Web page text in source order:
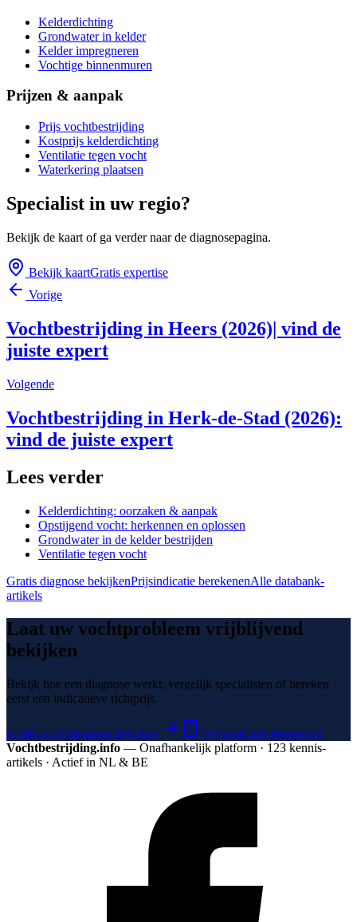
Kelderdichting
Grondwater in kelder
Kelder impregneren
Vochtige binnenmuren
Prijzen & aanpak
Prijs vochtbestrijding
Kostprijs kelderdichting
Ventilatie tegen vocht
Waterkering plaatsen
Specialist in uw regio?
Bekijk de kaart of ga verder naar de diagnosepagina.
Bekijk kaartGratis expertise
Vorige
Vochtbestrijding in Heers (2026)| vind de
juiste expert
Volgende
Vochtbestrijding in Herk-de-Stad (2026):
vind de juiste expert
Lees verder
Kelderdichting: oorzaken & aanpak
Opstijgend vocht: herkennen en oplossen
Grondwater in de kelder bestrijden
Ventilatie tegen vocht
Gratis diagnose bekijkenPrijsindicatie berekenenAlle databank-
artikels
Laat uw vochtprobleem vrijblijvend
bekijken
Bekijk hoe een diagnose werkt, vergelijk specialisten of bereken
eerst een indicatieve richtprijs.
Gratis vochtdiagnose bekijken
Prijsindicatie berekenen
Vochtbestrijding.info — Onafhankelijk platform · 123 kennis­
artikels · Actief in NL & BE